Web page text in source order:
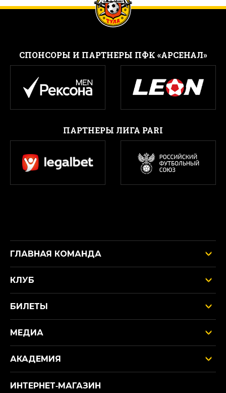
CПОНСОРЫ И ПАРТНЕРЫ ПФК «АРСЕНАЛ»
ПАРТНЕРЫ ЛИГА PARI
ГЛАВНАЯ КОМАНДА
КЛУБ
БИЛЕТЫ
МЕДИА
АКАДЕМИЯ
ИНТЕРНЕТ‑МАГАЗИН